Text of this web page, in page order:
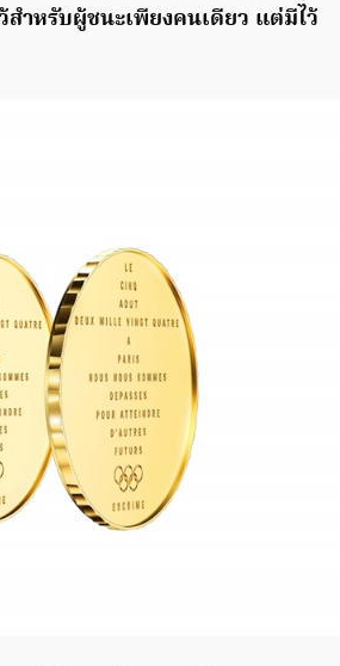
สำหรับผู้ชนะเพียงคนเดียว แต่มีไว้